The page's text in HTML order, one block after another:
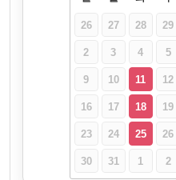
26 27 28 29
2 3 4 5
9 10 11 12
16 17 18 19
23 24 25 26
30 31 1 2